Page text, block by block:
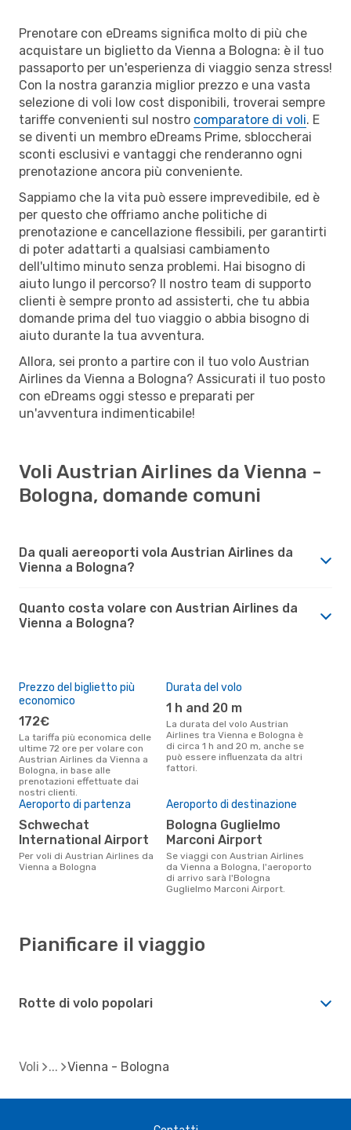
Prenotare con eDreams significa molto di più che
acquistare un biglietto da Vienna a Bologna: è il tuo
passaporto per un'esperienza di viaggio senza stress!
Con la nostra garanzia miglior prezzo e una vasta
selezione di voli low cost disponibili, troverai sempre
tariffe convenienti sul nostro comparatore di voli. E
se diventi un membro eDreams Prime, sbloccherai
sconti esclusivi e vantaggi che renderanno ogni
prenotazione ancora più conveniente.
Sappiamo che la vita può essere imprevedibile, ed è
per questo che offriamo anche politiche di
prenotazione e cancellazione flessibili, per garantirti
di poter adattarti a qualsiasi cambiamento
dell'ultimo minuto senza problemi. Hai bisogno di
aiuto lungo il percorso? Il nostro team di supporto
clienti è sempre pronto ad assisterti, che tu abbia
domande prima del tuo viaggio o abbia bisogno di
aiuto durante la tua avventura.
Allora, sei pronto a partire con il tuo volo Austrian
Airlines da Vienna a Bologna? Assicurati il tuo posto
con eDreams oggi stesso e preparati per
un'avventura indimenticabile!
Voli Austrian Airlines da Vienna -
Bologna, domande comuni
Da quali aereoporti vola Austrian Airlines da
Vienna a Bologna?
Quanto costa volare con Austrian Airlines da
Vienna a Bologna?
Prezzo del biglietto più
economico
172€
La tariffa più economica delle
ultime 72 ore per volare con
Austrian Airlines da Vienna a
Bologna, in base alle
prenotazioni effettuate dai
nostri clienti.
Durata del volo
1 h and 20 m
La durata del volo Austrian
Airlines tra Vienna e Bologna è
di circa 1 h and 20 m, anche se
può essere influenzata da altri
fattori.
Aeroporto di partenza
Schwechat
International Airport
Per voli di Austrian Airlines da
Vienna a Bologna
Aeroporto di destinazione
Bologna Guglielmo
Marconi Airport
Se viaggi con Austrian Airlines
da Vienna a Bologna, l'aeroporto
di arrivo sarà l'Bologna
Guglielmo Marconi Airport.
Pianificare il viaggio
Rotte di volo popolari
Voli Vienna - Bologna